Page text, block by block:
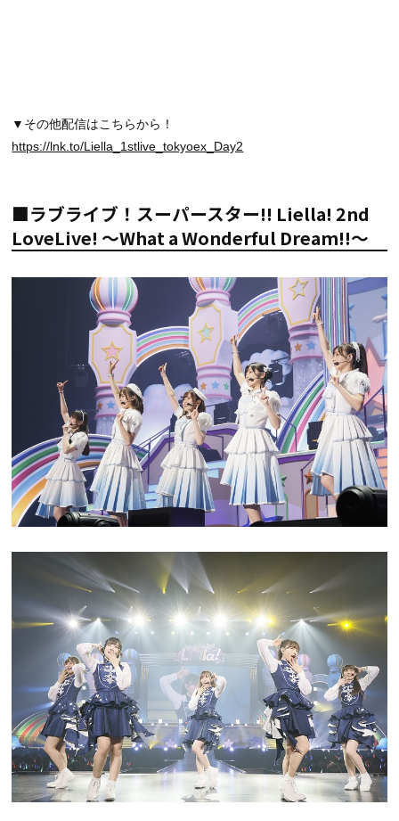
▼その他配信はこちらから！
https://lnk.to/Liella_1stlive_tokyoex_Day2
■ラブライブ！スーパースター!! Liella! 2nd
LoveLive! ～What a Wonderful Dream!!～